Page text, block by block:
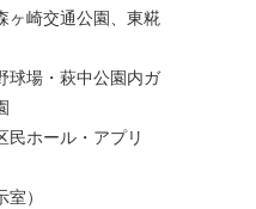
ヶ崎交通公園、東糀
球場・萩中公園内ガ
民ホール・アプリ
）